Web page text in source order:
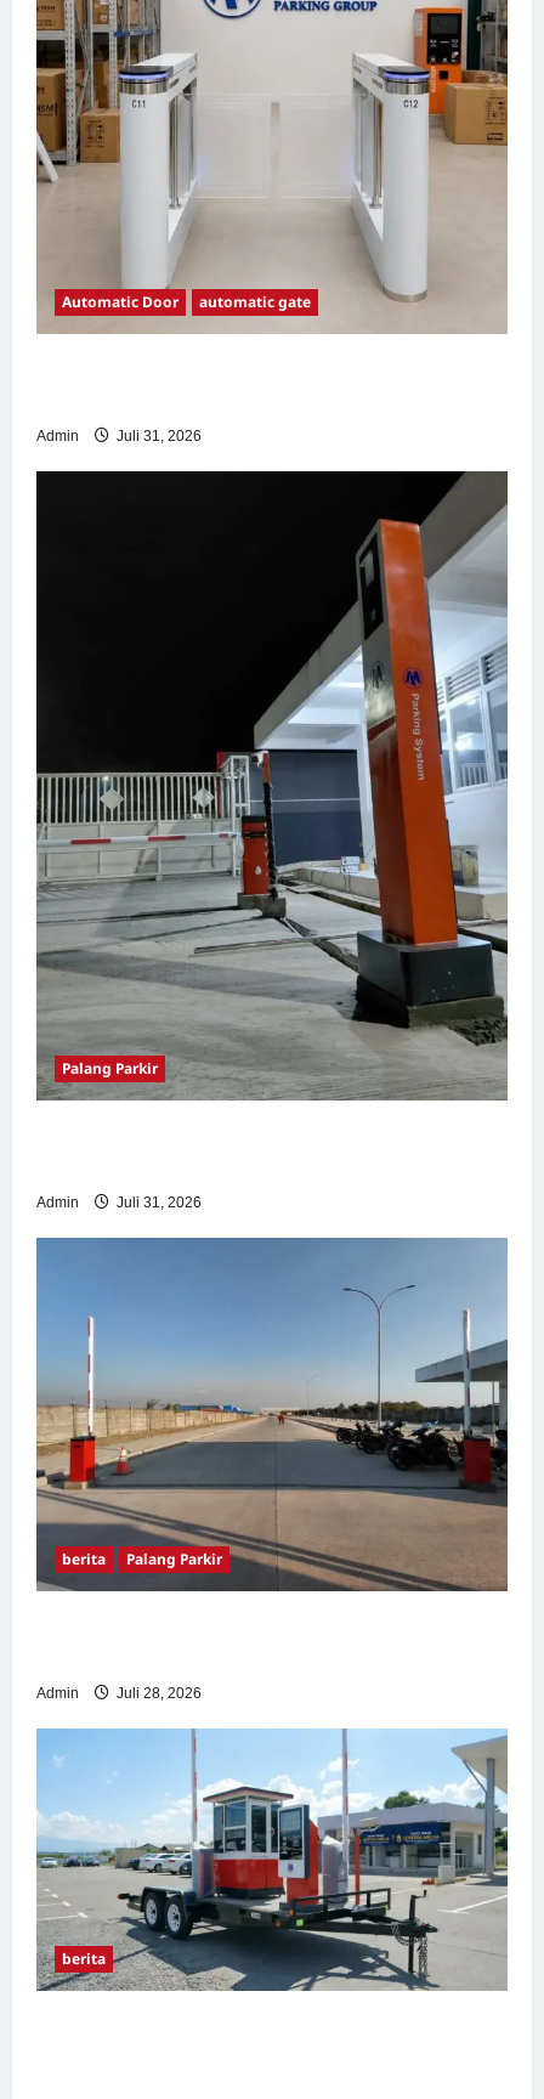
Automatic Door automatic gate
Admin Juli 31, 2026
Palang Parkir
Admin Juli 31, 2026
berita Palang Parkir
Admin Juli 28, 2026
berita